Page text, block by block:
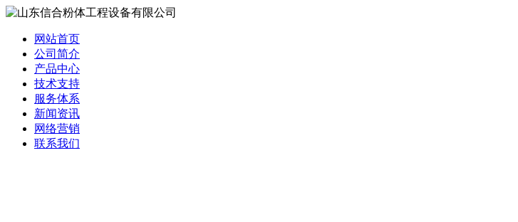
网站首页
公司简介
产品中心
技术支持
服务体系
新闻资讯
网络营销
联系我们